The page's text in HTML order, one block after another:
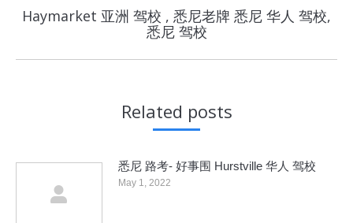
Next
post:
Haymarket 亚洲 驾校 , 悉尼老牌 悉尼 华人 驾校,
悉尼 驾校
Related posts
悉尼 路考- 好事围 Hurstville 华人 驾校
May 1, 2022